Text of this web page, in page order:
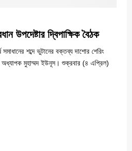
উপদেষ্টার দ্বিপাক্ষিক বৈঠক
শব্দে ভুটানের বক্তব্য দাশোর শেরিং
অধ্যাপক মুহাম্মদ ইউনূস। শুক্রবার (৪ এপ্রিল)